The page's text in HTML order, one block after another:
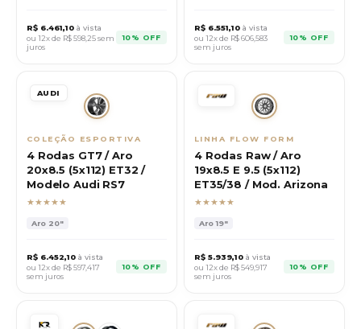
R$ 6.461,10 à vista
ou 12x de R$598,25sem
juros
10% OFF
R$ 6.551,10 à vista
ou 12x de R$606,583
sem juros
10% OFF
AUDI
COLEÇÃO ESPORTIVA
4 Rodas GT7 / Aro
20x8.5 (5x112) ET32 /
Modelo Audi RS7
★★★★★
Aro 20"
R$ 6.452,10 à vista
ou 12x de R$597,417
sem juros
10% OFF
LINHA FLOW FORM
4 Rodas Raw / Aro
19x8.5 E 9.5 (5x112)
ET35/38 / Mod. Arizona
★★★★★
Aro19"
R$ 5.939,10 à vista
ou 12x de R$549,917
sem juros
10% OFF